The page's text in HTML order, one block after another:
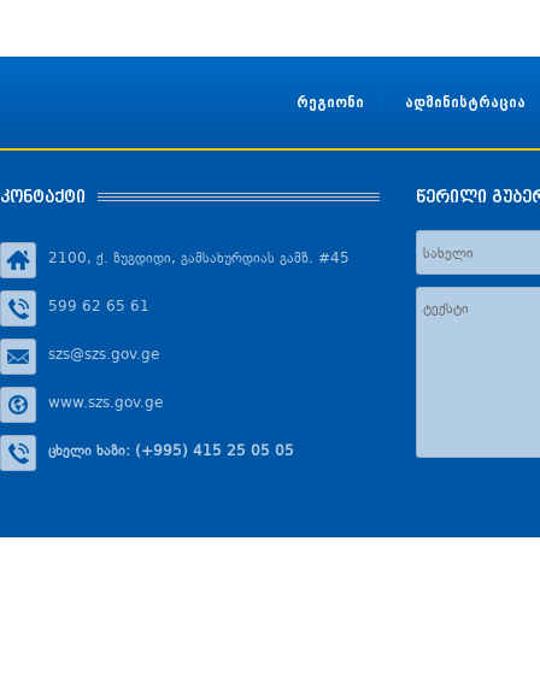
რეგიონი ადმინისტრაცია
კონტაქტი
2100, ქ. ზუგდიდი, გამსახურდიას გამზ. #45
599 62 65 61
szs@szs.gov.ge
www.szs.gov.ge
ცხელი ხაზი: (+995) 415 25 05 05
წერილი